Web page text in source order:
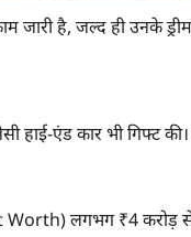
जारी है, जल्द ही उनके
हाई-एंड कार भी गिफ्ट
Worth) लगभग ₹4